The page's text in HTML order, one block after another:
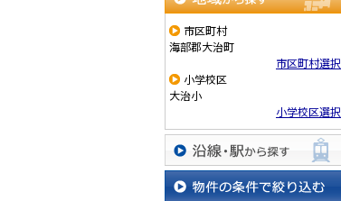
地域から探す
市区町村
海部郡大治町
市区町村選択
小学校区
大治小
小学校区選択
沿線・駅から探す